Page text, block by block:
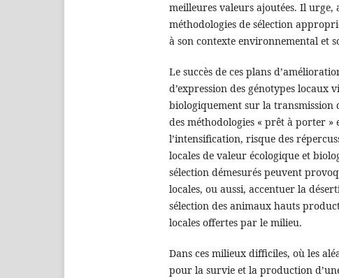
meilleures valeurs ajoutées. Il urge,
méthodologies de sélection
à son contexte environnemental et
Le succès de ces plans
d’expression des génotypes locaux
biologiquement sur la transmission
des méthodologies « prêt à porter »
l’intensification, risque des
locales de valeur écologique et
sélection démesurés peuvent
locales, ou aussi, accentuer la
sélection des animaux hauts
locales offertes par le milieu.
Dans ces milieux difficiles, où les
pour la survie et la production